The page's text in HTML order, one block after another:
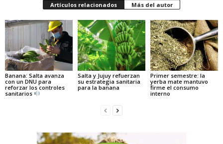
Artículos relacionados Más del autor
Banana: Salta avanza
con un DNU para
reforzar los controles
sanitarios
Salta y Jujuy refuerzan
su estrategia sanitaria
para la banana
Primer semestre: la
yerba mate mantuvo
firme el consumo
interno